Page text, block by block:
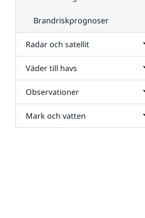
Brandriskprognoser
Radar och satellit
Väder till havs
Observationer
Mark och vatten